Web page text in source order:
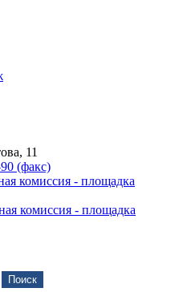
11
(факс)
комиссия - площадка
комиссия - площадка
Поиск